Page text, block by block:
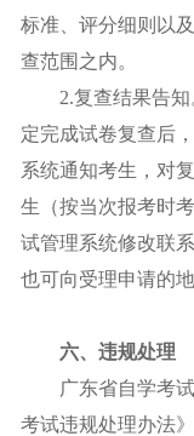
标准、评分细则以
查范围之内。
2.复查结果告
定完成试卷复查后
系统通知考生，对
生（按当次报考时
试管理系统修改联
也可向受理申请的
六、违规处理
广东省自学考
考试违规处理办法